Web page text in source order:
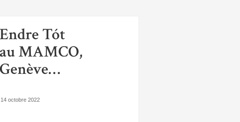
Endre Tót
au MAMCO,
Genève…
14 octobre 2022